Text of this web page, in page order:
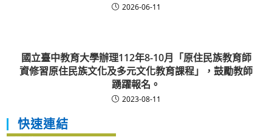
2026-06-11
國立臺中教育大學辦理112年8-10月「原住民族教育師
資修習原住民族文化及多元文化教育課程」，鼓勵教師
踴躍報名。
2023-08-11
快速連結